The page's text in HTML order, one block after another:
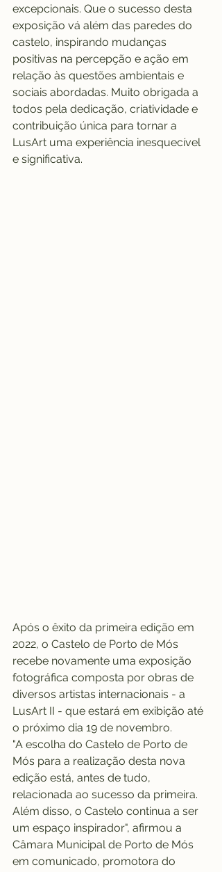
excepcionais. Que o sucesso desta
exposição vá além das paredes do
castelo, inspirando mudanças
positivas na percepção e ação em
relação às questões ambientais e
sociais abordadas. Muito obrigada a
todos pela dedicação, criatividade e
contribuição única para tornar a
LusArt uma experiência inesquecível
e significativa.
Após o êxito da primeira edição em
2022, o Castelo de Porto de Mós
recebe novamente uma exposição
fotográfica composta por obras de
diversos artistas internacionais - a
LusArt II - que estará em exibição até
o próximo dia 19 de novembro.
"A escolha do Castelo de Porto de
Mós para a realização desta nova
edição está, antes de tudo,
relacionada ao sucesso da primeira.
Além disso, o Castelo continua a ser
um espaço inspirador", afirmou a
Câmara Municipal de Porto de Mós
em comunicado, promotora do